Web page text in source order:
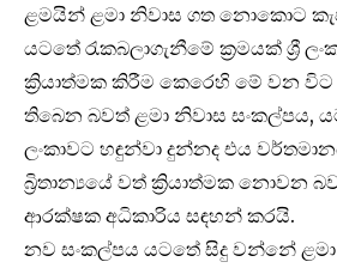
ළමයින් ළමා නිවාස ගත නොකොට
යටතේ රැකබලාගැනීමේ ක්‍රමයක් ශ්‍රී
ක්‍රියාත්මක කිරීම කෙරෙහි මේ වන
තිබෙන බවත් ළමා නිවාස සංකල්පය,
ලංකාවට හඳුන්වා දුන්නද එය
බ්‍රිතාන්‍යයේ වත් ක්‍රියාත්මක නොවන
ආරක්ෂක අධිකාරිය සඳහන් කරයි.
නව සංකල්පය යටතේ සිදු වන්නේ